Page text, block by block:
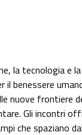
la tecnologia
benessere
nuove
Gli incontri
che spaziano